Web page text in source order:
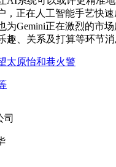
，正在人工智能手艺快
为Gemini正在激烈的市
趣、关系及打算等环节
太原怡和巷火警